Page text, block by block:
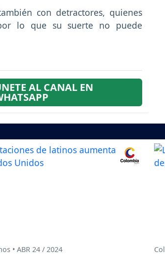
con detractores, quienes
lo que su suerte no puede
AL CANAL EN
• ABR 24 / 2024